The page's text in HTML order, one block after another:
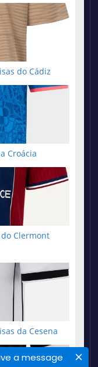
a message
do Cádiz
Croácia
Clermont
da Cesena